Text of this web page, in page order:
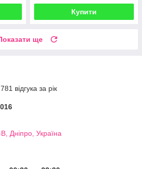
Купити
ще
відгука за рік
Дніпро, Україна